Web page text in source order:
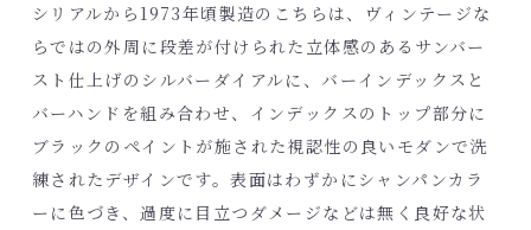
シリアルから1973年頃製造のこちらは、ヴィンテージな
らではの外周に段差が付けられた立体感のあるサンバー
スト仕上げのシルバーダイアルに、バーインデックスと
バーハンドを組み合わせ、インデックスのトップ部分に
ブラックのペイントが施された視認性の良いモダンで洗
練されたデザインです。表面はわずかにシャンパンカラ
ーに色づき、過度に目立つダメージなどは無く良好な状